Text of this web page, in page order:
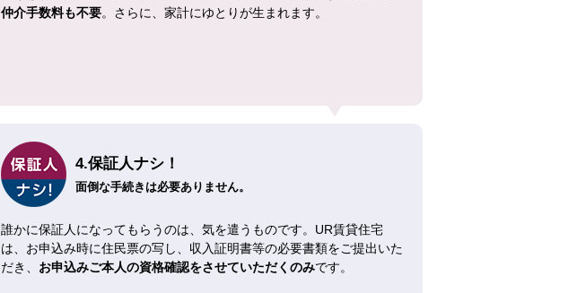
仲介手数料も不要。さらに、家計にゆとりが生まれます。
4.保証人ナシ！
面倒な手続きは必要ありません。
誰かに保証人になってもらうのは、気を遣うものです。UR賃貸住宅
は、お申込み時に住民票の写し、収入証明書等の必要書類をご提出いた
だき、 お申込みご本人の資格確認をさせていただくのみです。